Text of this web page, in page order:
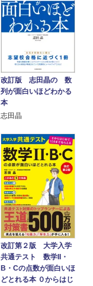
改訂版 志田晶の 数
列が面白いほどわかる
本
志田晶
改訂第２版 大学入学
共通テスト 数学II・
B・Cの点数が面白いほ
どとれる本 ０からはじ